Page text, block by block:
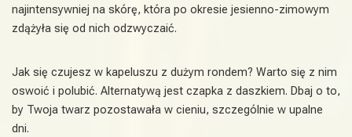
najintensywniej na skórę, która po okresie jesienno-zimowym
zdążyła się od nich odzwyczaić.
Jak się czujesz w kapeluszu z dużym rondem? Warto się z nim
oswoić i polubić. Alternatywą jest czapka z daszkiem. Dbaj o to,
by Twoja twarz pozostawała w cieniu, szczególnie w upalne
dni.